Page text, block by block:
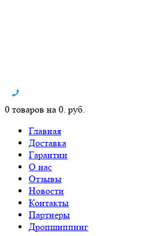
0 товаров на 0. руб.
Главная
Доставка
Гарантии
О нас
Отзывы
Новости
Контакты
Партнеры
Дропшиппинг